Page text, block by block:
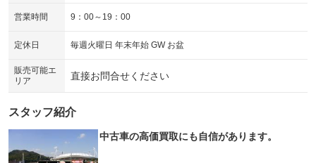
電動リアゲート
：装備なし
シートエアコン
：装備なし 全周囲カメラ
：装備なし
：装備なし
営業時間 9：00～19：00
定休日 毎週火曜日 年末年始 GW お盆
販売可能エ
リア
直接お問合せください
スタッフ紹介
中古車の高価買取にも自信があります。